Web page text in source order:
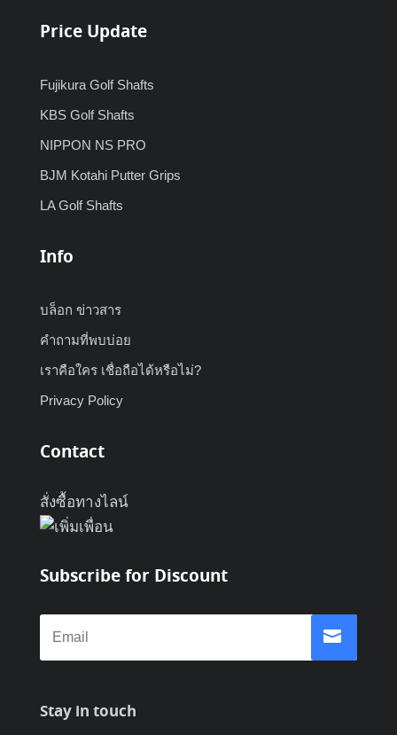
Price Update
Fujikura Golf Shafts
KBS Golf Shafts
NIPPON NS PRO
BJM Kotahi Putter Grips
LA Golf Shafts
Info
บล็อก ข่าวสาร
คำถามที่พบบ่อย
เราคือใคร เชื่อถือได้หรือไม่?
Privacy Policy
Contact
สั่งซื้อทางไลน์
Subscribe for Discount
Stay in touch